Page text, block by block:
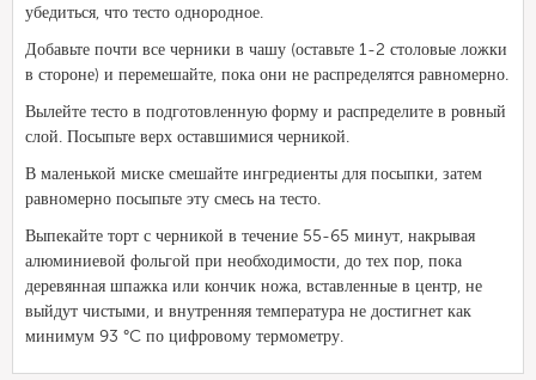
убедиться, что тесто однородное.
Добавьте почти все черники в чашу (оставьте 1-2 столовые ложки
в стороне) и перемешайте, пока они не распределятся равномерно.
Вылейте тесто в подготовленную форму и распределите в ровный
слой. Посыпьте верх оставшимися черникой.
В маленькой миске смешайте ингредиенты для посыпки, затем
равномерно посыпьте эту смесь на тесто.
Выпекайте торт с черникой в течение 55-65 минут, накрывая
алюминиевой фольгой при необходимости, до тех пор, пока
деревянная шпажка или кончик ножа, вставленные в центр, не
выйдут чистыми, и внутренняя температура не достигнет как
минимум 93 °C по цифровому термометру.